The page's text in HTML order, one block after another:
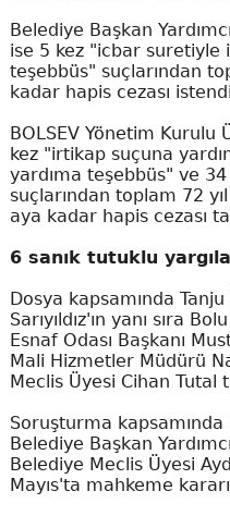
Belediye Başkan
ise 5 kez "icbar
teşebbüs" suçlarından
kadar hapis cezası
BOLSEV Yönetim Kurulu
kez "irtikap suçuna
yardıma teşebbüs" ve 34
suçlarından toplam 72
aya kadar hapis cezası
6 sanık tutuklu
Dosya kapsamında
Sarıyıldız'ın yanı sıra
Esnaf Odası Başkanı
Mali Hizmetler Müdürü
Meclis Üyesi Cihan Tutal
Soruşturma
Belediye Başkan
Belediye Meclis Üyesi
Mayıs'ta mahkeme